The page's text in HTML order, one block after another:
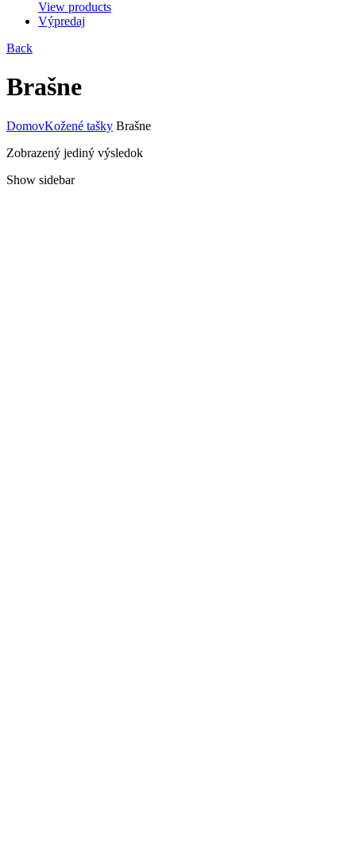
View products
Výpredaj
Back
Brašne
DomovKožené tašky Brašne
Zobrazený jediný výsledok
Show sidebar